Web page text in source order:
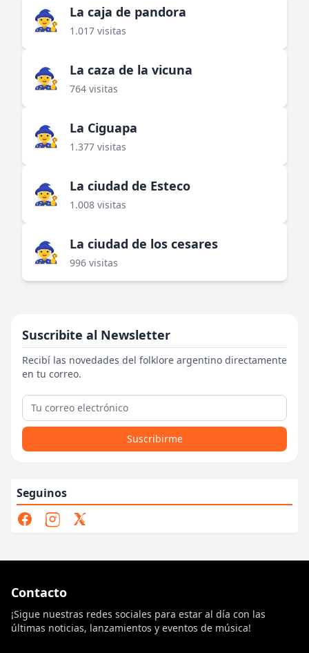
🧙‍♀️ La caja de pandora
1.017 visitas
🧙‍♀️ La caza de la vicuna
764 visitas
🧙‍♀️ La Ciguapa
1.377 visitas
🧙‍♀️ La ciudad de Esteco
1.008 visitas
🧙‍♀️ La ciudad de los cesares
996 visitas
Suscribite al Newsletter
Recibí las novedades del folklore argentino directamente
en tu correo.
Suscribirme
Seguinos
Contacto
¡Sigue nuestras redes sociales para estar al día con las
últimas noticias, lanzamientos y eventos de música!